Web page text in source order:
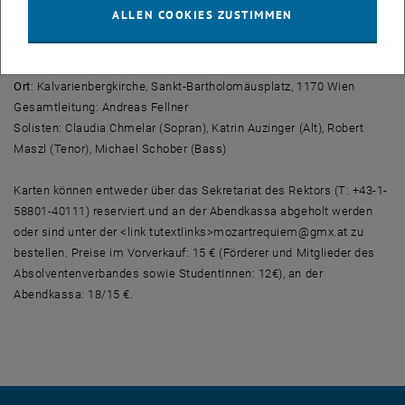
Ort: Kalvarienbergkirche, Sankt-Bartholomäusplatz, 1170 Wien
Gesamtleitung: Andreas Fellner
Solisten: Claudia Chmelar (Sopran), Katrin Auzinger (Alt), Robert
Maszl (Tenor), Michael Schober (Bass)
Karten können entweder über das Sekretariat des Rektors (T: +43-1-
58801-40111) reserviert und an der Abendkassa abgeholt werden
oder sind unter der <link tutextlinks>mozartrequiem@gmx.at zu
bestellen. Preise im Vorverkauf: 15 € (Förderer und Mitglieder des
Absolventenverbandes sowie StudentInnen: 12€), an der
Abendkassa: 18/15 €.
ALLEN COOKIES ZUSTIMMEN